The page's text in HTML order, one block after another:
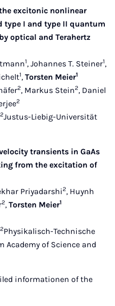
excitonic nonlinear
type I and type II quantum
optical and Terahertz
1, Johannes T. Steiner1,
1, Torsten Meier1
2, Markus Stein2, Daniel
2
2Justus-Liebig-Universität
transients in GaAs
from the excitation of
Priyadarshi2, Huynh
2, Torsten Meier1
2Physikalisch-Technische
Academy of Science and
informationen of the